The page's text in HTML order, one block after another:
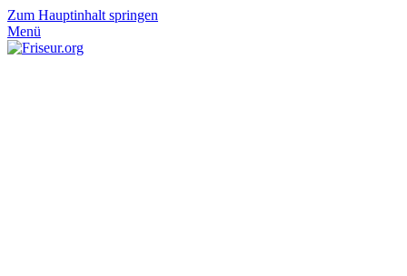
Zum Hauptinhalt springen
Menü